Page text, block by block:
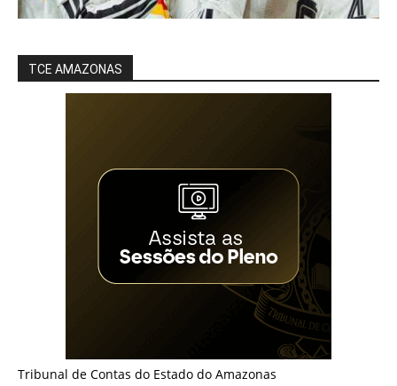
TCE AMAZONAS
Tribunal de Contas do Estado do Amazonas